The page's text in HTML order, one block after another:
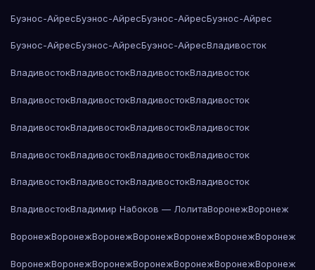
Буэнос-АйресБуэнос-АйресБуэнос-АйресБуэнос-Айрес
Буэнос-АйресБуэнос-АйресБуэнос-АйресВладивосток
ВладивостокВладивостокВладивостокВладивосток
ВладивостокВладивостокВладивостокВладивосток
ВладивостокВладивостокВладивостокВладивосток
ВладивостокВладивостокВладивостокВладивосток
ВладивостокВладивостокВладивостокВладивосток
ВладивостокВладимир Набоков — ЛолитаВоронежВоронеж
ВоронежВоронежВоронежВоронежВоронежВоронежВоронеж
ВоронежВоронежВоронежВоронежВоронежВоронежВоронеж